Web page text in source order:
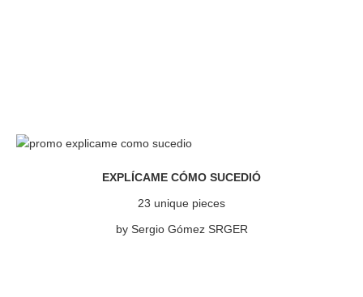
EXPLÍCAME CÓMO SUCEDIÓ
23 unique pieces
by Sergio Gómez SRGER